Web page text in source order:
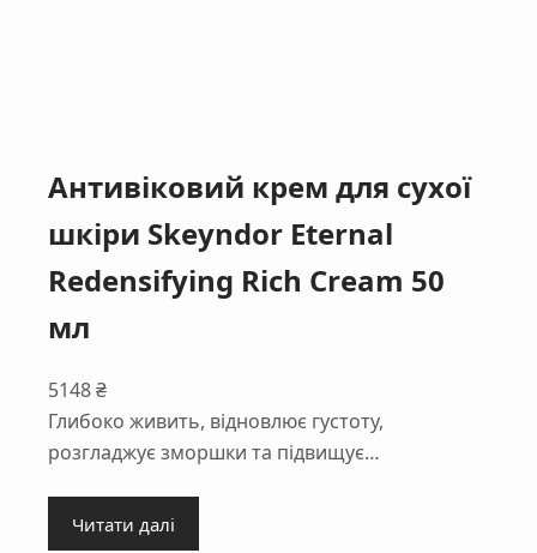
Антивіковий крем для сухої
шкіри Skeyndor Eternal
Redensifying Rich Cream 50
мл
5148₴
Глибоко живить, відновлює густоту,
розгладжує зморшки та підвищує…
Читати далі